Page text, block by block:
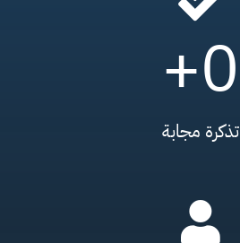
0
+
تذكرة مجابة